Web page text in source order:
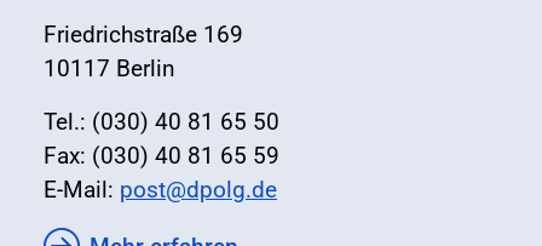
Friedrichstraße 169
10117 Berlin
Tel.: (030) 40 81 65 50
Fax: (030) 40 81 65 59
E-Mail: post@dpolg.de